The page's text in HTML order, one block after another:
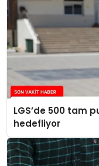
LGS’de 500 tam
hedefliyor